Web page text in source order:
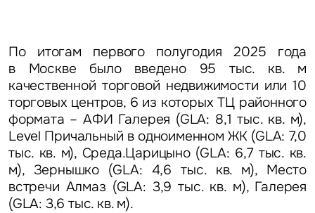
По итогам первого полугодия 2025 года
в Москве было введено 95 тыс. кв. м
качественной торговой недвижимости или 10
торговых центров, 6 из которых ТЦ районного
формата – АФИ Галерея (GLA: 8,1 тыс. кв. м),
Level Причальный в одноименном ЖК (GLA: 7,0
тыс. кв. м), Среда.Царицыно (GLA: 6,7 тыс. кв.
м), Зернышко (GLA: 4,6 тыс. кв. м), Место
встречи Алмаз (GLA: 3,9 тыс. кв. м), Галерея
(GLA: 3,6 тыс. кв. м).